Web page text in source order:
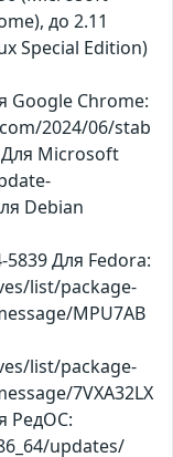
до 2.11
Special Edition)
Google Chrome:
2024/06/stab
Microsoft
Debian
Для Fedora:
list/package-
MPU7AB
list/package-
7VXA32LX
РедОС:
updates/